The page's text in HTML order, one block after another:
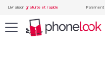
Livraison gratuite et rapide Paiement